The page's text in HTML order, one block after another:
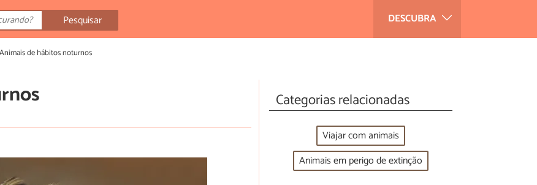
DESCUBRA
Pesquisar
Animais de hábitos noturnos
Categorias relacionadas
Viajar com animais
Animais em perigo de extinção